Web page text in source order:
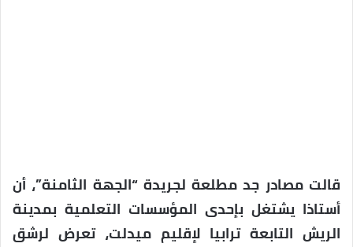
قالت مصادر جد مطلعة لجريدة “الجهة الثامنة”، أن
أستاذا يشتغل بإحدى المؤسسات التعلمية بمدينة
الريش التابعة ترابيا لإقليم ميدلت، تعرض لرشق